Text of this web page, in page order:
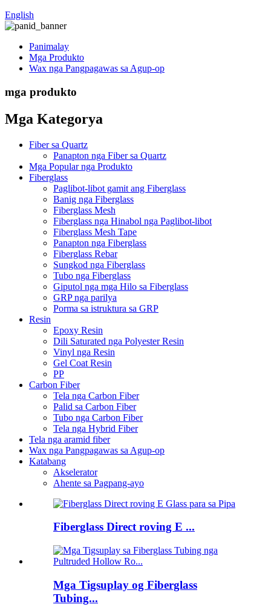
English
Panimalay
Mga Produkto
Wax nga Pangpagawas sa Agup-op
mga produkto
Mga Kategorya
Fiber sa Quartz
Panapton nga Fiber sa Quartz
Mga Popular nga Produkto
Fiberglass
Paglibot-libot gamit ang Fiberglass
Banig nga Fiberglass
Fiberglass Mesh
Fiberglass nga Hinabol nga Paglibot-libot
Fiberglass Mesh Tape
Panapton nga Fiberglass
Fiberglass Rebar
Sungkod nga Fiberglass
Tubo nga Fiberglass
Giputol nga mga Hilo sa Fiberglass
GRP nga parilya
Porma sa istruktura sa GRP
Resin
Epoxy Resin
Dili Saturated nga Polyester Resin
Vinyl nga Resin
Gel Coat Resin
PP
Carbon Fiber
Tela nga Carbon Fiber
Palid sa Carbon Fiber
Tubo nga Carbon Fiber
Tela nga Hybrid Fiber
Tela nga aramid fiber
Wax nga Pangpagawas sa Agup-op
Katabang
Akselerator
Ahente sa Pagpang-ayo
Fiberglass Direct roving E ...
Mga Tigsuplay og Fiberglass
Tubing...